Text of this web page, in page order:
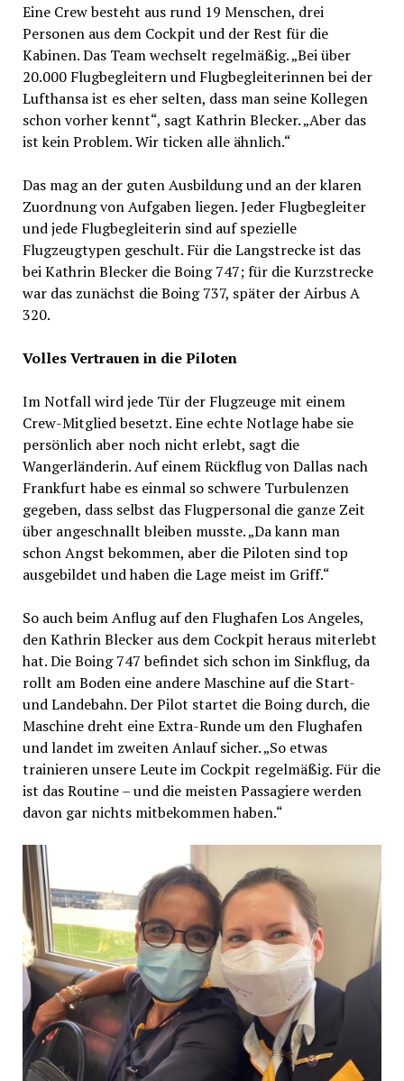
Eine Crew besteht aus rund 19 Menschen, drei
Personen aus dem Cockpit und der Rest für die
Kabinen. Das Team wechselt regelmäßig. „Bei über
20.000 Flugbegleitern und Flugbegleiterinnen bei der
Lufthansa ist es eher selten, dass man seine Kollegen
schon vorher kennt“, sagt Kathrin Blecker. „Aber das
ist kein Problem. Wir ticken alle ähnlich.“
Das mag an der guten Ausbildung und an der klaren
Zuordnung von Aufgaben liegen. Jeder Flugbegleiter
und jede Flugbegleiterin sind auf spezielle
Flugzeugtypen geschult. Für die Langstrecke ist das
bei Kathrin Blecker die Boing 747; für die Kurzstrecke
war das zunächst die Boing 737, später der Airbus A
320.
Volles Vertrauen in die Piloten
Im Notfall wird jede Tür der Flugzeuge mit einem
Crew-Mitglied besetzt. Eine echte Notlage habe sie
persönlich aber noch nicht erlebt, sagt die
Wangerländerin. Auf einem Rückflug von Dallas nach
Frankfurt habe es einmal so schwere Turbulenzen
gegeben, dass selbst das Flugpersonal die ganze Zeit
über angeschnallt bleiben musste. „Da kann man
schon Angst bekommen, aber die Piloten sind top
ausgebildet und haben die Lage meist im Griff.“
So auch beim Anflug auf den Flughafen Los Angeles,
den Kathrin Blecker aus dem Cockpit heraus miterlebt
hat. Die Boing 747 befindet sich schon im Sinkflug, da
rollt am Boden eine andere Maschine auf die Start-
und Landebahn. Der Pilot startet die Boing durch, die
Maschine dreht eine Extra-Runde um den Flughafen
und landet im zweiten Anlauf sicher. „So etwas
trainieren unsere Leute im Cockpit regelmäßig. Für die
ist das Routine – und die meisten Passagiere werden
davon gar nichts mitbekommen haben.“